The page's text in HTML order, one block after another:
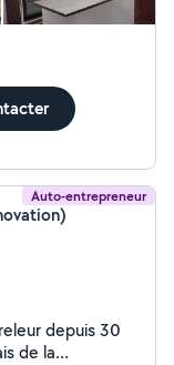
Auto-entrepreneur
depuis 30